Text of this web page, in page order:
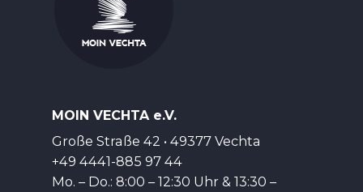
MOIN VECHTA e.V.
Große Straße 42 • 49377 Vechta
+49 4441-885 97 44
Mo. – Do.: 8:00 – 12:30 Uhr & 13:30 –